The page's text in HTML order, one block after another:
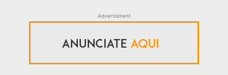
Advertisment